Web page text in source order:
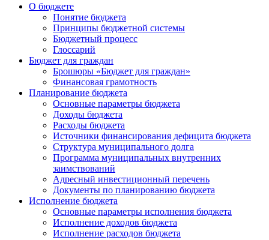
О бюджете
Понятие бюджета
Принципы бюджетной системы
Бюджетный процесс
Глоссарий
Бюджет для граждан
Брошюры «Бюджет для граждан»
Финансовая грамотность
Планирование бюджета
Основные параметры бюджета
Доходы бюджета
Расходы бюджета
Источники финансирования дефицита бюджета
Структура муниципального долга
Программа муниципальных внутренних
заимствований
Адресный инвестиционный перечень
Документы по планированию бюджета
Исполнение бюджета
Основные параметры исполнения бюджета
Исполнение доходов бюджета
Исполнение расходов бюджета